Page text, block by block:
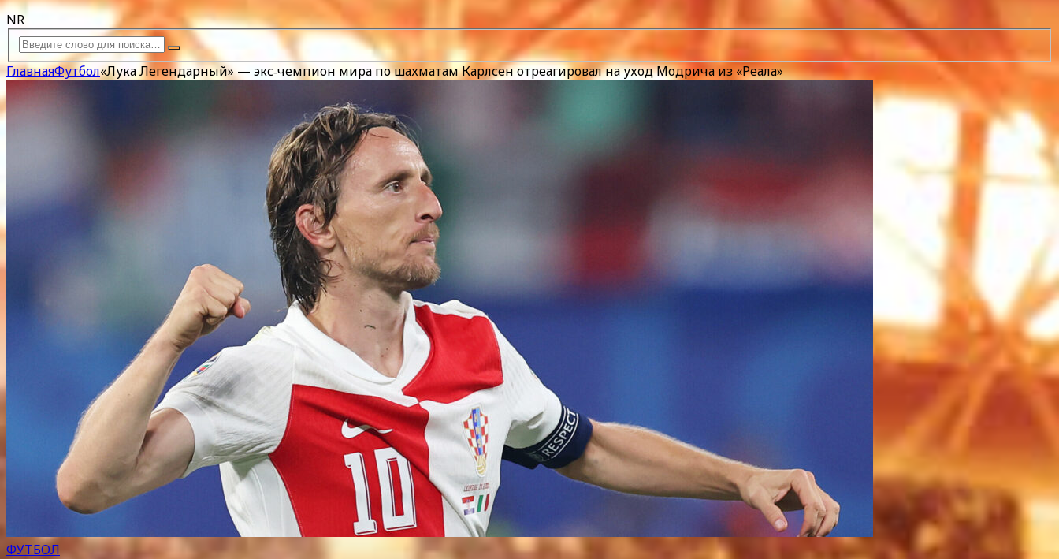
NR
ГлавнаяФутбол«Лука Легендарный» — экс‑чемпион мира по шахматам Карлсен отреагировал на уход Модрича из «Реала»
ФУТБОЛ